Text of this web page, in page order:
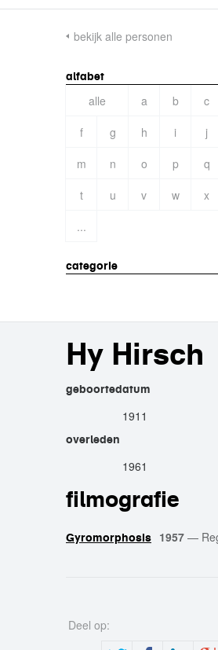
bekijk alle personen
alfabet
alle a b c
f
g h i j
m
n o p q
t
u v w x
...
categorie
Hy Hirsch
geboortedatum
1911
overleden
1961
filmografie
Gyromorphosis 1957 —
Deel op: